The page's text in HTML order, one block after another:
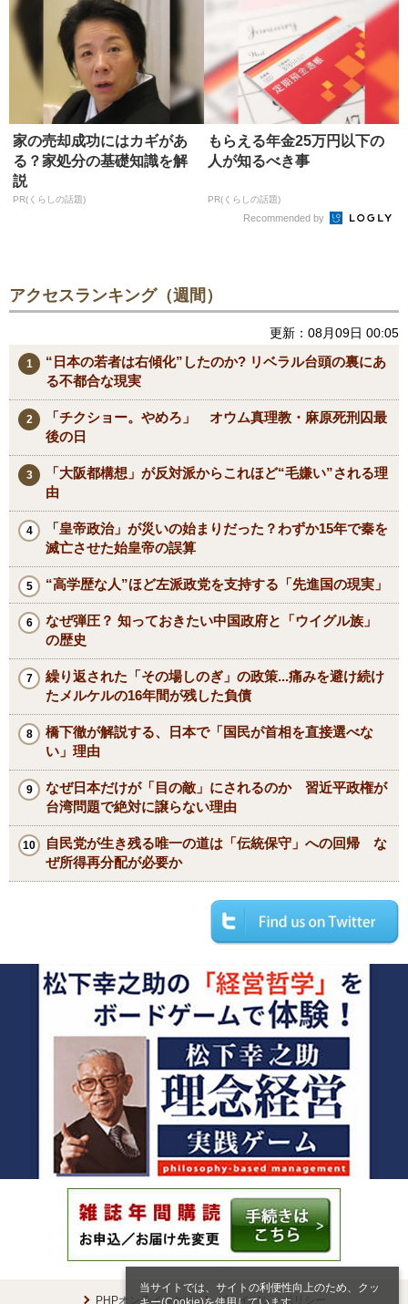
当サイトでは、サイトの利便性向上のため、クッ
家の売却成功にはカギがあ
る？家処分の基礎知識を解
説
PR(くらしの話題)
もらえる年金25万円以下の
人が知るべき事
PR(くらしの話題)
Recommended by
アクセスランキング（週間）
更新：08月09日 00:05
“日本の若者は右傾化”したのか? リベラル台頭の裏にあ
る不都合な現実
「チクショー。やめろ」 オウム真理教・麻原死刑囚最
後の日
「大阪都構想」が反対派からこれほど“毛嫌い”される理
由
「皇帝政治」が災いの始まりだった？わずか15年で秦を
滅亡させた始皇帝の誤算
“高学歴な人”ほど左派政党を支持する「先進国の現実」
なぜ弾圧？ 知っておきたい中国政府と「ウイグル族」
の歴史
繰り返された「その場しのぎ」の政策...痛みを避け続け
たメルケルの16年間が残した負債
橋下徹が解説する、日本で「国民が首相を直接選べな
い」理由
なぜ日本だけが「目の敵」にされるのか 習近平政権が
台湾問題で絶対に譲らない理由
自民党が生き残る唯一の道は「伝統保守」への回帰 な
ぜ所得再分配が必要か
PHPオンラインとは プライバシーポリシー